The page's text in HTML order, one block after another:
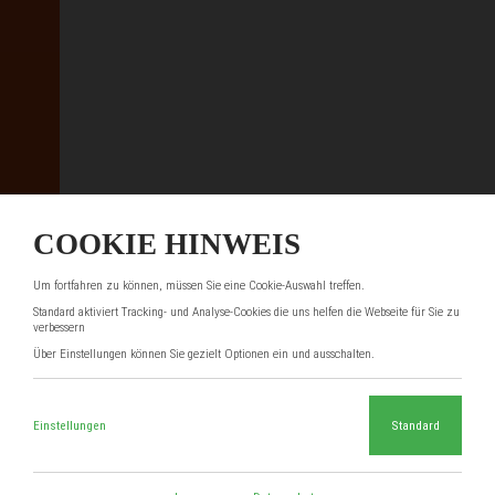
COOKIE HINWEIS
Um fortfahren zu können, müssen Sie eine Cookie-Auswahl treffen.
Standard aktiviert Tracking- und Analyse-Cookies die uns helfen die Webseite für Sie zu
verbessern
Über Einstellungen können Sie gezielt Optionen ein und ausschalten.
Einstellungen Standard